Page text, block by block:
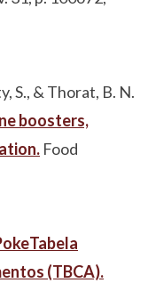
S., & Thorat, B. N.
boosters,
Food
Tabela
(TBCA).